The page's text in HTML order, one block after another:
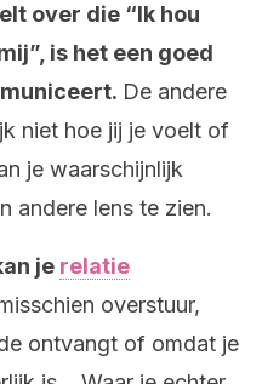
over die “Ik hou
is het een goed
De andere
niet hoe jij je voelt of
je waarschijnlijk
andere lens te zien.
je relatie
overstuur,
ontvangt of omdat je